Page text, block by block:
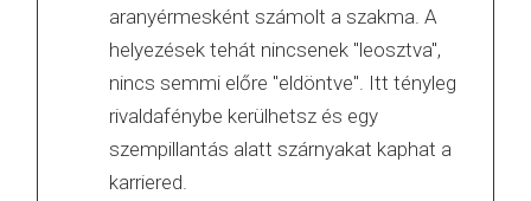
aranyérmesként számolt a szakma. A
helyezések tehát nincsenek "leosztva",
nincs semmi előre "eldöntve". Itt tényleg
rivaldafénybe kerülhetsz és egy
szempillantás alatt szárnyakat kaphat a
karriered.